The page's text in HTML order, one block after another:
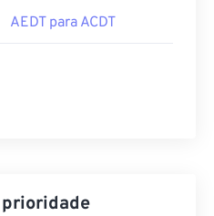
AEDT para ACDT
prioridade